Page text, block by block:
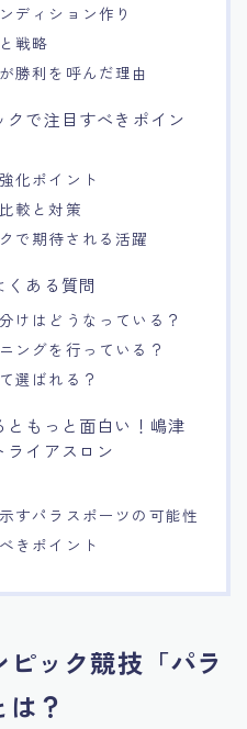
ディション作り
戦略
勝利を呼んだ理由
で注目すべきポイン
化ポイント
較と対策
で期待される活躍
ある質問
けはどうなっている？
ングを行っている？
選ばれる？
ともっと面白い！嶋津
イアスロン
すパラスポーツの可能性
きポイント
ック競技「パラ
は？